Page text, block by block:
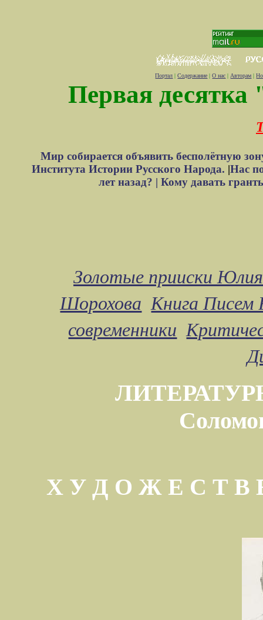
Портал |Содержание |О нас | Авторам |
Первая десятка
Мир собирается объявить бесполётную
Института Истории Русского Народа. |Нас
лет назад? |Кому давать
Золотые прииски
Шорохова Книга Писем
современники
Х У Д О Ж Е С Т